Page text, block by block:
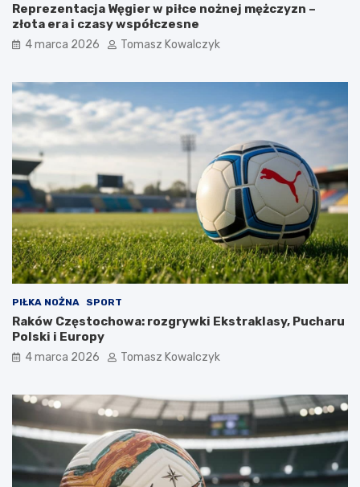
Reprezentacja Węgier w piłce nożnej mężczyzn –
złota era i czasy współczesne
4 marca 2026 Tomasz Kowalczyk
PIŁKA NOŻNA SPORT
Raków Częstochowa: rozgrywki Ekstraklasy, Pucharu
Polski i Europy
4 marca 2026 Tomasz Kowalczyk